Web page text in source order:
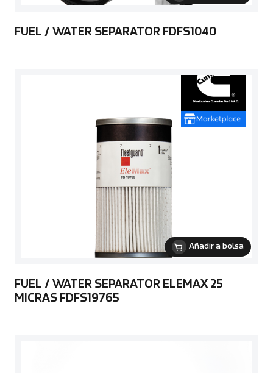
FUEL / WATER SEPARATOR FDFS1040
Añadir a bolsa
FUEL / WATER SEPARATOR ELEMAX 25
MICRAS FDFS19765